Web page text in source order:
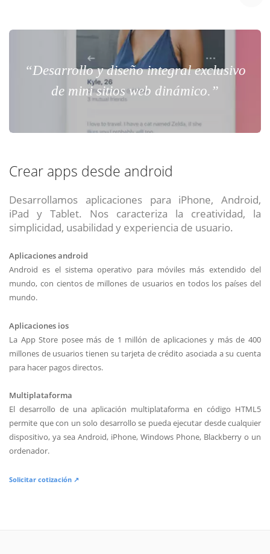
“Desarrollo y diseño integral exclusivo
de mini sitios web dinámico.”
Crear apps desde android
Desarrollamos aplicaciones para iPhone, Android,
iPad y Tablet. Nos caracteriza la creatividad, la
simplicidad, usabilidad y experiencia de usuario.
Aplicaciones android
Android es el sistema operativo para móviles más extendido del
mundo, con cientos de millones de usuarios en todos los países del
mundo.
Aplicaciones ios
La App Store posee más de 1 millón de aplicaciones y más de 400
millones de usuarios tienen su tarjeta de crédito asociada a su cuenta
para hacer pagos directos.
Multiplataforma
El desarrollo de una aplicación multiplataforma en código HTML5
permite que con un solo desarrollo se pueda ejecutar desde cualquier
dispositivo, ya sea Android, iPhone, Windows Phone, Blackberry o un
ordenador.
Solicitar cotización ↗